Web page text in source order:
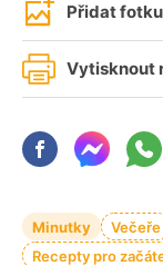
Přidat fotku
Vytisknout
Minutky Večeře
Recepty pro